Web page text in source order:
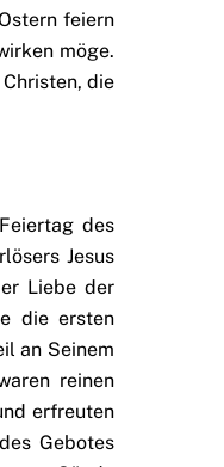
feiern
möge.
die
des
Jesus
Liebe der
die ersten
an Seinem
reinen
erfreuten
Gebotes